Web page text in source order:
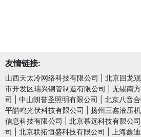
友情链接:
山西天太冷网络科技有限公司 北京回龙
市开发区瑞兴钢管制造有限公司
无锡南
司
中山朗誉圣照明有限公司 北京八音
平皓鸣光伏科技有限公司
扬州三鑫液压
信息科技有限公司
北京慕远科技有限公司
司
北京联拓恒盛科技有限公司 上海鑫